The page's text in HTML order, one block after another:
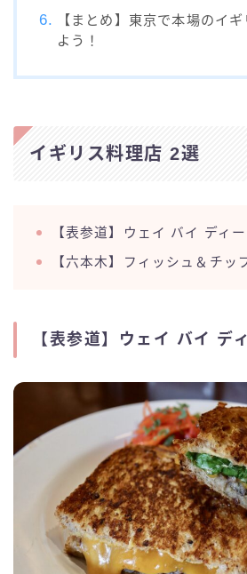
【まとめ】東京で本場のイ
よう！
イギリス料理店 2選
【表参道】ウェイ バイ ディ
【六本木】フィッシュ＆チッ
【表参道】ウェイ バイ デ